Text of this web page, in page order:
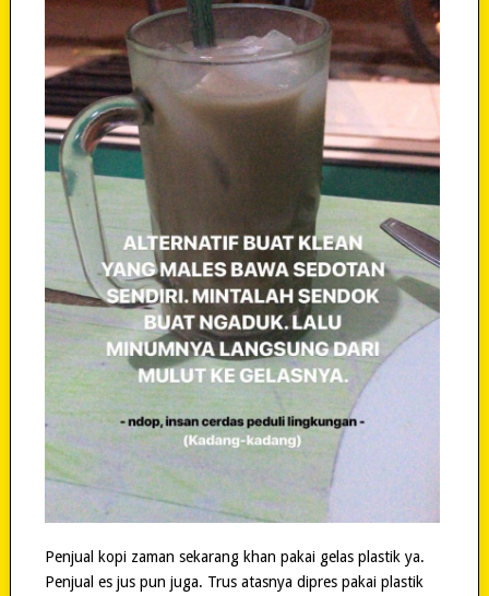
Penjual kopi zaman sekarang khan pakai gelas plastik ya.
Penjual es jus pun juga. Trus atasnya dipres pakai plastik